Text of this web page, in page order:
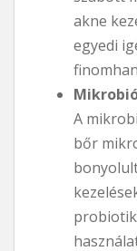
akne
egyedi
A
bőr